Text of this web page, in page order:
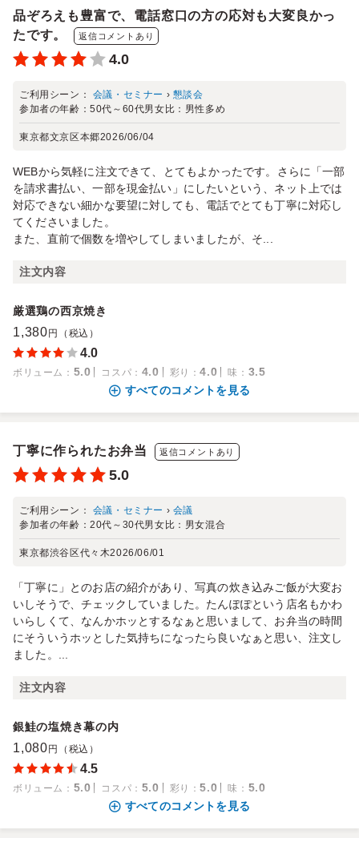
品ぞろえも豊富で、電話窓口の方の応対も大変良かっ
たです。
返信コメントあり
4.0
ご利用シーン： 会議・セミナー › 懇談会
参加者の年齢：50代～60代男女比： 男性多め
東京都文京区本郷2026/06/04
WEBから気軽に注文できて、とてもよかったです。さらに「一部
を請求書払い、一部を現金払い」にしたいという、ネット上では
対応できない細かな要望に対しても、電話でとても丁寧に対応し
てくださいました。
また、直前で個数を増やしてしまいましたが、そ...
注文内容
厳選鶏の西京焼き
1,380 円（税込）
4.0
ボリューム ： 5.0 コスパ ： 4.0 彩り ：4.0 味 ： 3.5
すべてのコメントを見る
丁寧に作られたお弁当 返信コメントあり
5.0
ご利用シーン： 会議・セミナー › 会議
参加者の年齢：20代～30代男女比： 男女混合
東京都渋谷区代々木2026/06/01
「丁寧に」とのお店の紹介があり、写真の炊き込みご飯が大変お
いしそうで、チェックしていました。たんぽぽという店名もかわ
いらしくて、なんかホッとするなぁと思いまして、お弁当の時間
にそういうホッとした気持ちになったら良いなぁと思い、注文し
ました。...
注文内容
銀鮭の塩焼き幕の内
1,080 円（税込）
4.5
ボリューム ： 5.0 コスパ ： 5.0 彩り ：5.0 味 ： 5.0
すべてのコメントを見る